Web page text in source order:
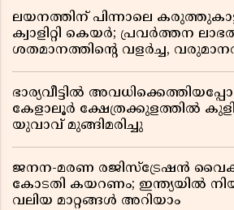
ലയനത്തിന് പിന്നാലെ
ക്വാളിറ്റി കെയർ; പ്രവർത്തന
ശതമാനത്തിൻ്റെ വളർച്ച,
റിപ്പോർട്ട് പുറത്ത്
ഭാര്യവീട്ടിൽ
കേളാലൂർ ക്ഷേത്രക്കുളത്തിൽ
യുവാവ് മുങ്ങിമരിച്ചു
ജനന-മരണ രജിസ്ട്രേഷൻ
കോടതി കയറണം; ഇന്ത്യയിൽ
വലിയ മാറ്റങ്ങൾ അറിയാം